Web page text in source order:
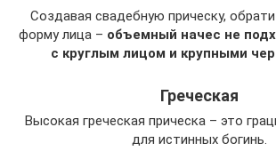
Создавая свадебную прическу,
форму лица – объемный начес не
с круглым лицом и крупными
Греческая
Высокая греческая прическа – это
для истинных богинь.